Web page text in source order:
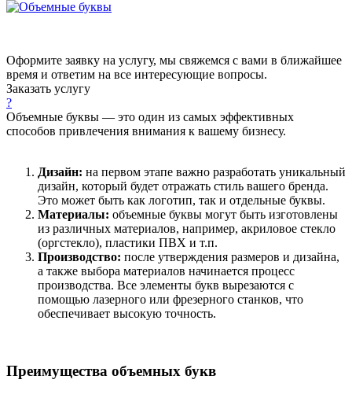
Оформите заявку на услугу, мы свяжемся с вами в ближайшее
время и ответим на все интересующие вопросы.
Заказать услугу
?
Объемные буквы — это один из самых эффективных
способов привлечения внимания к вашему бизнесу.
Дизайн: на первом этапе важно разработать уникальный
дизайн, который будет отражать стиль вашего бренда.
Это может быть как логотип, так и отдельные буквы.
Материалы: объемные буквы могут быть изготовлены
из различных материалов, например, акриловое стекло
(оргстекло), пластики ПВХ и т.п.
Производство: после утверждения размеров и дизайна,
а также выбора материалов начинается процесс
производства. Все элементы букв вырезаются с
помощью лазерного или фрезерного станков, что
обеспечивает высокую точность.
Преимущества объемных букв